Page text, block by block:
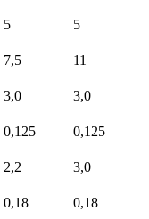
5
5
7,5
11
3,0
3,0
0,125
0,125
2,2
3,0
0,18
0,18